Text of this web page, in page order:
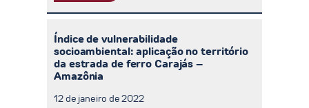
Índice de vulnerabilidade
socioambiental: aplicação no território
da estrada de ferro Carajás –
Amazônia
12 de janeiro de 2022